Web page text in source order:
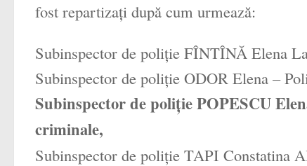
fost repartizaţi după cum urmează:
Subinspector de poliţie FÎNTÎNĂ Elena
Subinspector de poliţie ODOR Elena –
Subinspector de poliţie POPESCU
criminale,
Subinspector de poliţie TAPI Constatina